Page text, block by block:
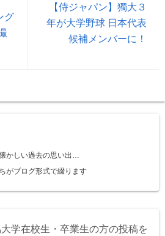
グ
【侍ジャパン】獨大３
年が大学野球 日本代表
候補メンバーに！
かしい過去の思い出…
がブログ形式で綴ります
学在校生・卒業生の方の投稿を